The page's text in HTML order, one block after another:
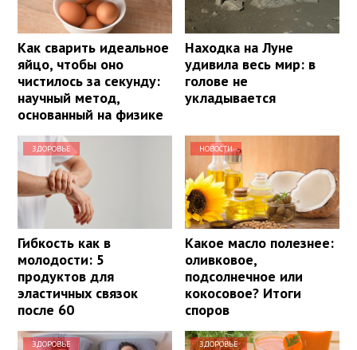
Как сварить идеальное
яйцо, чтобы оно
чистилось за секунду:
научный метод,
основанный на физике
Находка на Луне
удивила весь мир: в
голове не
укладывается
ЗДОРОВЬЕ
Гибкость как в
молодости: 5
продуктов для
эластичных связок
после 60
НОВОСТИ
Какое масло полезнее:
оливковое,
подсолнечное или
кокосовое? Итоги
споров
ЗДОРОВЬЕ ЗДОРОВЬЕ